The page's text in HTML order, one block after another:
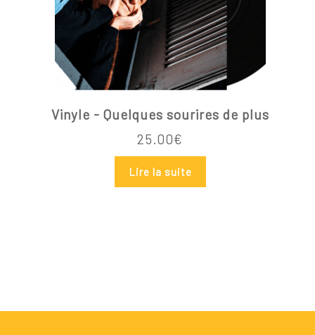
Vinyle - Quelques sourires de plus
25.00€
Lire la suite